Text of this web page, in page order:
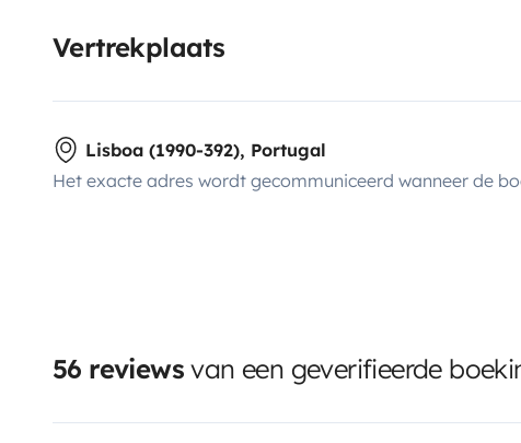
Vertrekplaats
Lisboa (1990-392), Portugal
Het exacte adres wordt gecommuniceerd wanneer de
56 reviews van een geverifieerde